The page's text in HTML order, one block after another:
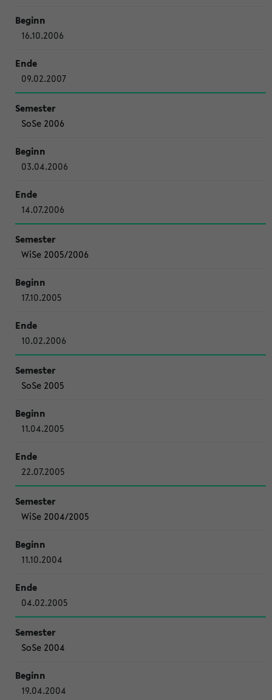
16.10.2006
09.02.2007
SoSe 2006
03.04.2006
14.07.2006
WiSe 2005/2006
17.10.2005
10.02.2006
SoSe 2005
11.04.2005
22.07.2005
WiSe 2004/2005
11.10.2004
04.02.2005
SoSe 2004
19.04.2004